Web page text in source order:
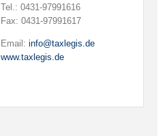
Tel.: 0431-97991616
Fax: 0431-97991617
Email: info@taxlegis.de
www.taxlegis.de